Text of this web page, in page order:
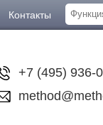
Контакты
+7 (495) 936-